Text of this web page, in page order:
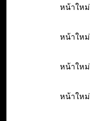
หน้าใหม่
หน้าใหม่
หน้าใหม่
หน้าใหม่